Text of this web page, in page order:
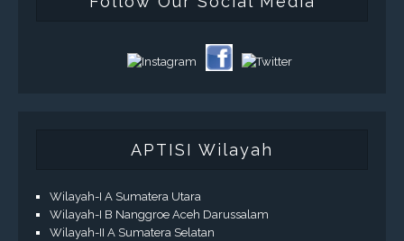
APTISI Wilayah
Wilayah-I A Sumatera Utara
Wilayah-I B Nanggroe Aceh Darussalam
Wilayah-II A Sumatera Selatan